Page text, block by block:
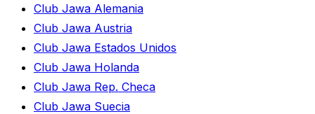
Club Jawa Alemania
Club Jawa Austria
Club Jawa Estados Unidos
Club Jawa Holanda
Club Jawa Rep. Checa
Club Jawa Suecia